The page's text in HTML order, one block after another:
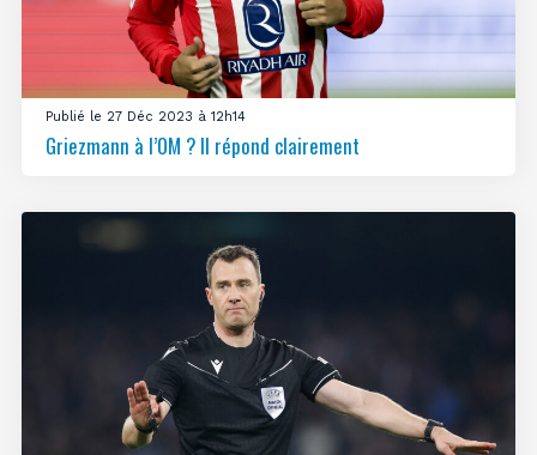
Publié le 27 Déc 2023 à 12h14
Griezmann à l’OM ? Il répond clairement